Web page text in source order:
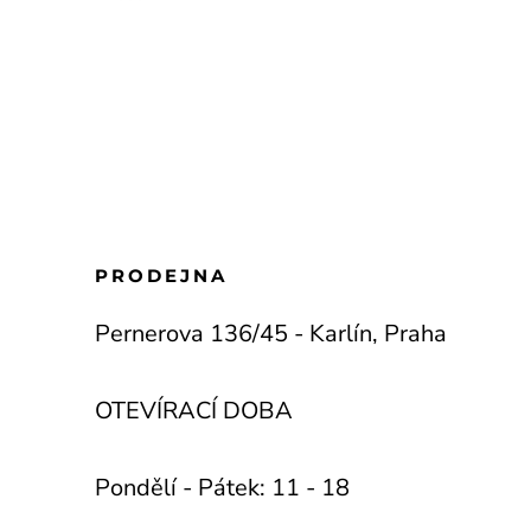
PRODEJNA
Pernerova 136/45 - Karlín, Praha
OTEVÍRACÍ DOBA
Pondělí - Pátek: 11 - 18